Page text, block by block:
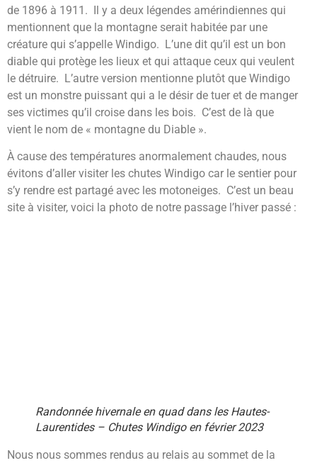
de 1896 à 1911. Il y a deux légendes amérindiennes qui
mentionnent que la montagne serait habitée par une
créature qui s’appelle Windigo. L’une dit qu’il est un bon
diable qui protège les lieux et qui attaque ceux qui veulent
le détruire. L’autre version mentionne plutôt que Windigo
est un monstre puissant qui a le désir de tuer et de manger
ses victimes qu’il croise dans les bois. C’est de là que
vient le nom de « montagne du Diable ».
À cause des températures anormalement chaudes, nous
évitons d’aller visiter les chutes Windigo car le sentier pour
s’y rendre est partagé avec les motoneiges. C’est un beau
site à visiter, voici la photo de notre passage l’hiver passé :
Randonnée hivernale en quad dans les Hautes-
Laurentides – Chutes Windigo en février 2023
Nous nous sommes rendus au relais au sommet de la